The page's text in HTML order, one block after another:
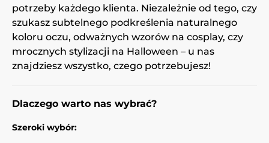
potrzeby każdego klienta. Niezależnie od tego, czy
szukasz subtelnego podkreślenia naturalnego
koloru oczu, odważnych wzorów na cosplay, czy
mrocznych stylizacji na Halloween – u nas
znajdziesz wszystko, czego potrzebujesz!
Dlaczego warto nas wybrać?
Szeroki wybór: